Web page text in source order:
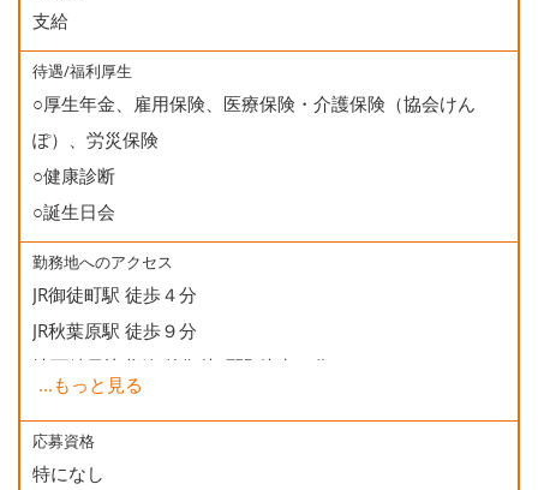
支給
待遇/福利厚生
○厚生年金、雇用保険、医療保険・介護保険（協会けん
ぽ）、労災保険
○健康診断
○誕生日会
勤務地へのアクセス
JR御徒町駅 徒歩４分
JR秋葉原駅 徒歩９分
地下鉄日比谷線 仲御徒町駅 徒歩２分
地下鉄銀座線 末広町駅 徒歩５分
地下鉄大江戸線 上野御徒町駅 徒歩５分
...もっと見る
応募資格
特になし